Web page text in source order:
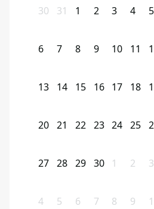
30 31 1 2 3 4 5
6 7 8 9 10 11
13 14 15 16 17 18
20 21 22 23 24 25
27 28 29 30 1 2 3
4 5 6 7 8 9